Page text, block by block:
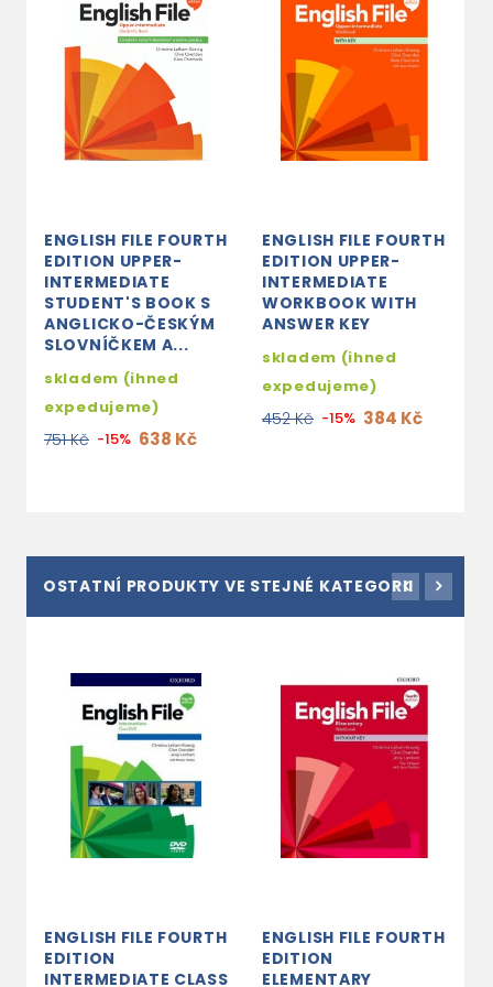
ENGLISH FILE FOURTH
EDITION UPPER-
INTERMEDIATE
STUDENT'S BOOK S
ANGLICKO-ČESKÝM
SLOVNÍČKEM A...
skladem (ihned
expedujeme)
751 Kč -15% 638 Kč
ENGLISH FILE FOURTH
EDITION UPPER-
INTERMEDIATE
WORKBOOK WITH
ANSWER KEY
skladem (ihned
expedujeme)
452 Kč -15% 384 Kč
OSTATNÍ PRODUKTY VE STEJNÉ KATEGORII
ENGLISH FILE FOURTH
EDITION
INTERMEDIATE CLASS
ENGLISH FILE FOURTH
EDITION
ELEMENTARY